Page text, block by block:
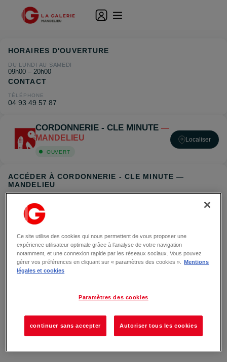
CORDONNERIE - CLE MINUTE —
MANDELIEU
OUVERT
Localiser
ACCÉDER À CORDONNERIE - CLE MINUTE —
MANDELIEU
HORAIRES D'OUVERTURE
DU LUNDI AU SAMEDI
09h00 – 20h00
CONTACT
TÉLÉPHONE
04 93 49 57 87
Ce site utilise des cookies qui nous permettent de vous proposer une
expérience utilisateur optimale grâce à l’analyse de votre navigation
notamment, et une connexion rapide par les réseaux sociaux. Vous pouvez
gérer vos préférences en cliquant sur « paramètres des cookies ».
Mentions
légales et cookies
Paramètres des cookies
continuer sans accepter Autoriser tous les cookies